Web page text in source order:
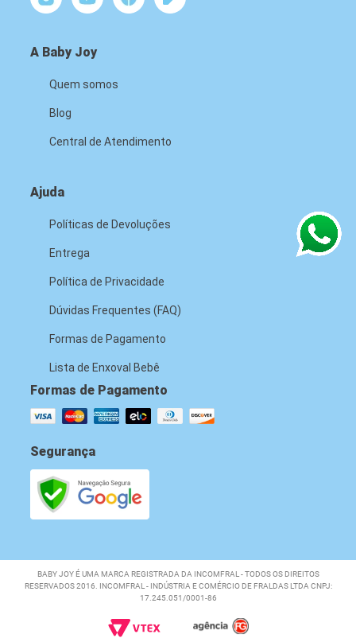
A Baby Joy
Quem somos
Blog
Central de Atendimento
Ajuda
Políticas de Devoluções
Entrega
Política de Privacidade
Dúvidas Frequentes (FAQ)
Formas de Pagamento
Lista de Enxoval Bebê
Formas de Pagamento
Segurança
BABY JOY É UMA MARCA REGISTRADA DA INCOMFRAL - TODOS OS DIREITOS
RESERVADOS 2016. INCOMFRAL - INDÚSTRIA E COMÉRCIO DE FRALDAS LTDA CNPJ:
17.245.051/0001-86